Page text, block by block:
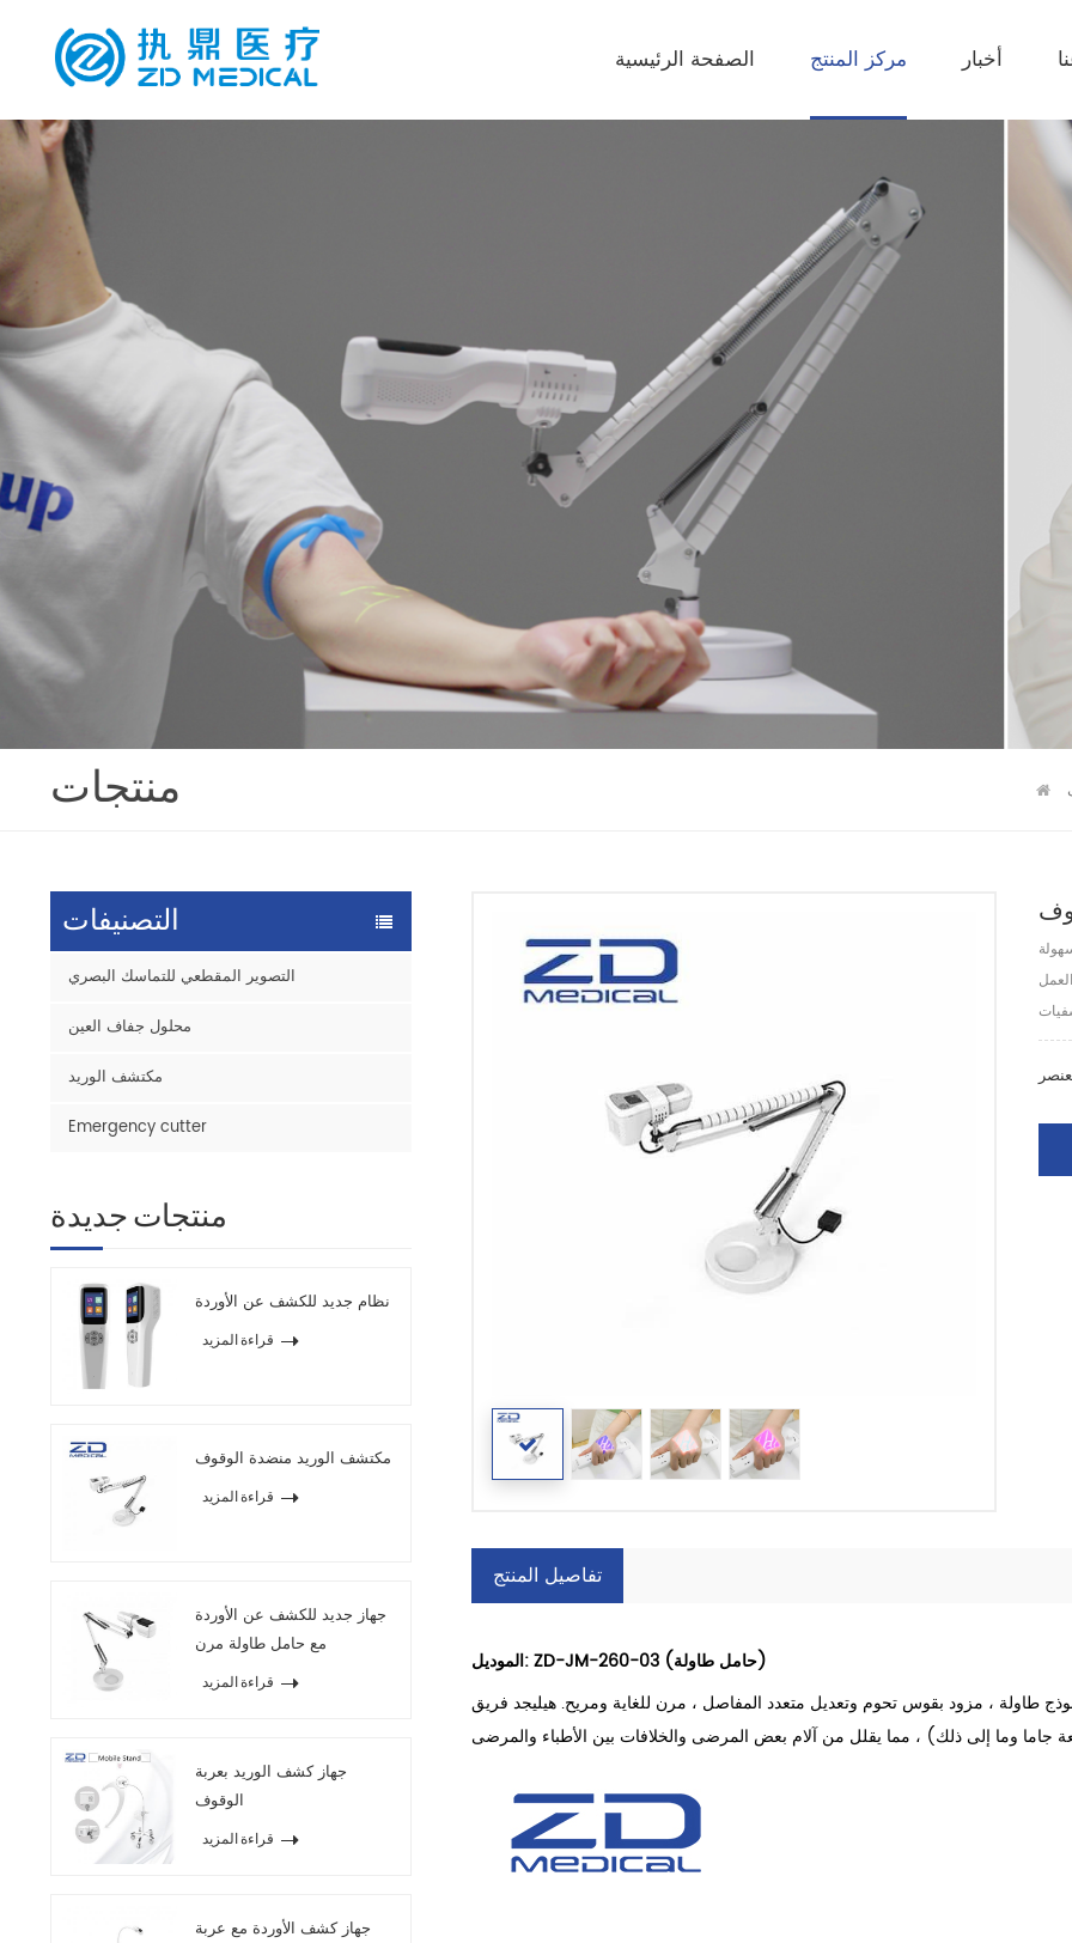
الصفحة الرئيسية مركز المنتج أخبار
منتجات
التصنيفات
التصوير المقطعي للتماسك البصري
محلول جفاف العين
مكتشف الوريد
Emergency cutter
منتجات جديدة
نظام جديد للكشف عن الأوردة
قراءة المزيد
مكتشف الوريد منضدة الوقوف
قراءة المزيد
جهاز جديد للكشف عن الأوردة
مع حامل طاولة مرن
قراءة المزيد
جهاز كشف الوريد بعربة
الوقوف
قراءة المزيد
جهاز كشف الأوردة مع عربة
تفاصيل المنتج
الموديل: ZD-JM-260-03 (حامل طاولة)
طاولة ، مزود بقوس تحوم وتعديل متعدد المفاصل ، مرن للغاية ومريح. هيليجد فريق ping الطبي الأوردة ، مع تحقيق خصائص